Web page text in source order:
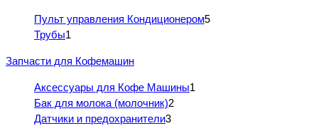
Пульт управления Кондиционером5
Трубы1
Запчасти для Кофемашин
Аксессуары для Кофе Машины1
Бак для молока (молочник)2
Датчики и предохранители3